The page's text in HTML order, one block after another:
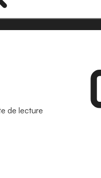
de lecture